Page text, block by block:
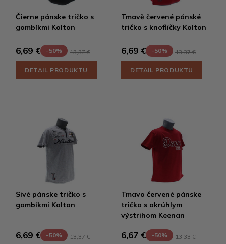
Čierne pánske tričko s
gombíkmi Kolton
6,69 € -50% 13,37 €
DETAIL PRODUKTU
Tmavě červené pánské
tričko s knoflíčky Kolton
6,69 € -50% 13,37 €
DETAIL PRODUKTU
Sivé pánske tričko s
gombíkmi Kolton
6,69 € -50% 13,37 €
Tmavo červené pánske
tričko s okrúhlym
výstrihom Keenan
6,67 € -50% 13,33 €